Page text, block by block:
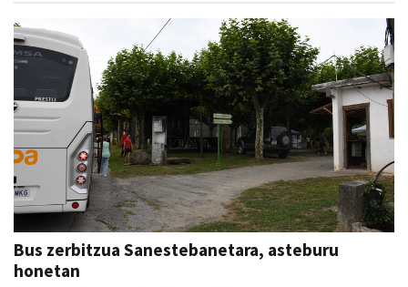
Bus zerbitzua Sanestebanetara, asteburu
honetan